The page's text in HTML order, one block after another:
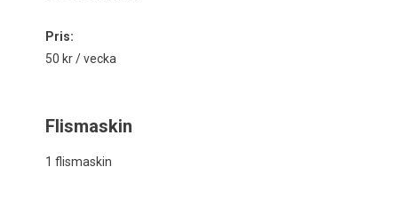
Pris:
50 kr / vecka
Flismaskin
1 flismaskin